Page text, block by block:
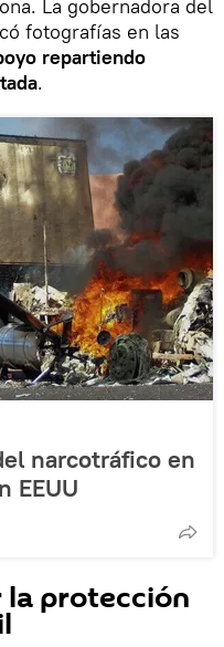
La gobernadora del
fotografías en las
repartiendo
.
narcotráfico en
EEUU
la protección